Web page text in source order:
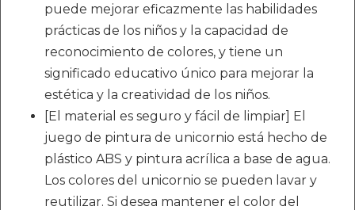
puede mejorar eficazmente las habilidades
prácticas de los niños y la capacidad de
reconocimiento de colores, y tiene un
significado educativo único para mejorar la
estética y la creatividad de los niños.
[El material es seguro y fácil de limpiar] El
juego de pintura de unicornio está hecho de
plástico ABS y pintura acrílica a base de agua.
Los colores del unicornio se pueden lavar y
reutilizar. Si desea mantener el color del